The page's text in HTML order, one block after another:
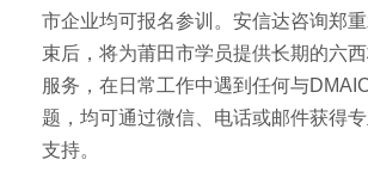
市企业均可报名参训。安信达咨询郑
束后，将为莆田市学员提供长期的六
服务，在日常工作中遇到任何与
题，均可通过微信、电话或邮件获得
支持。